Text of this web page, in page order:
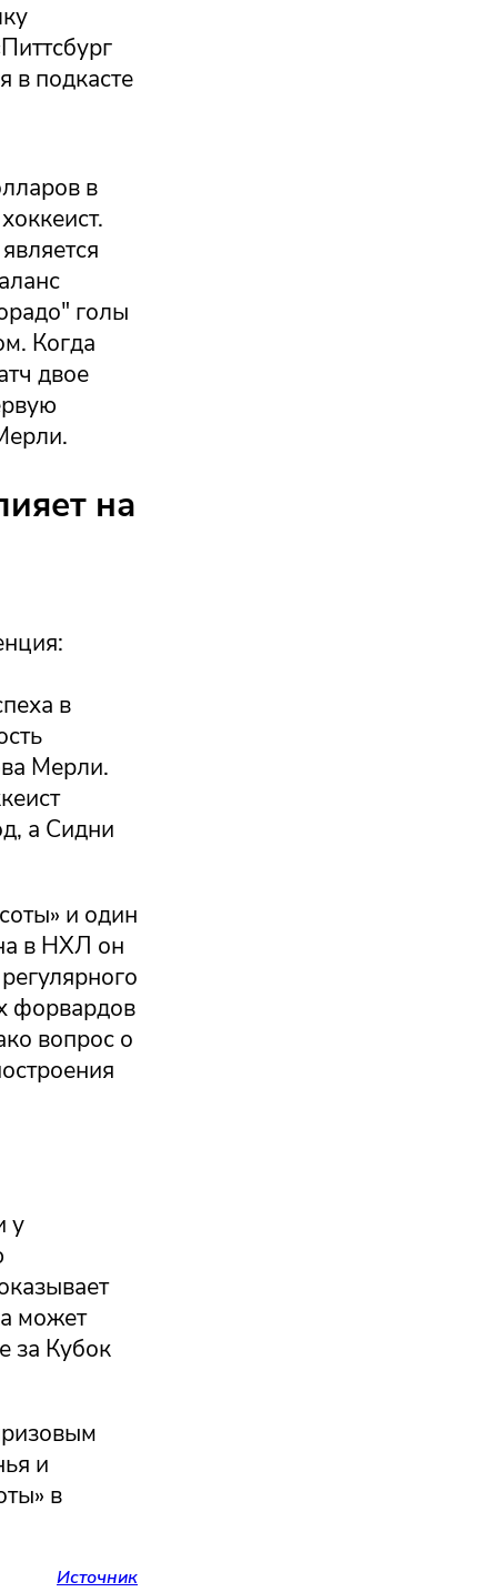
в подкасте
в
голы
Когда
двое
на
в
Мерли.
а Сидни
и один
в НХЛ он
форвардов
вопрос о
у
может
за Кубок
и
в
Источник